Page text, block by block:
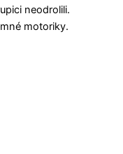
neodrolili.
motoriky.